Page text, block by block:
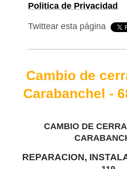
Politica de Privacidad
Twittear esta página
Cambio de
Carabanchel -
CAMBIO DE
REPARACION,